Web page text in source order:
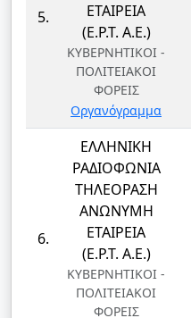
5.
ΕΤΑΙΡΕΙΑ
(Ε.Ρ.Τ. Α.Ε.)
ΚΥΒΕΡΝΗΤΙΚΟΙ -
ΠΟΛΙΤΕΙΑΚΟΙ
ΦΟΡΕΙΣ
Οργανόγραμμα
6.
ΕΛΛΗΝΙΚΗ
ΡΑΔΙΟΦΩΝΙΑ
ΤΗΛΕΟΡΑΣΗ
ΑΝΩΝΥΜΗ
ΕΤΑΙΡΕΙΑ
(Ε.Ρ.Τ. Α.Ε.)
ΚΥΒΕΡΝΗΤΙΚΟΙ -
ΠΟΛΙΤΕΙΑΚΟΙ
ΦΟΡΕΙΣ